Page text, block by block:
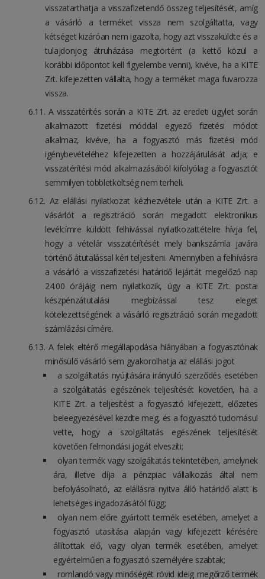
visszatarthatja a visszafizetendő összeg teljesítését, amíg
a vásárló a terméket vissza nem szolgáltatta, vagy
kétséget kizáróan nem igazolta, hogy azt visszaküldte és a
tulajdonjog átruházása megtörtént (a kettő közül a
korábbi időpontot kell figyelembe venni), kivéve, ha a KITE
Zrt. kifejezetten vállalta, hogy a terméket maga fuvarozza
vissza.
A visszatérítés során a KITE Zrt. az eredeti ügylet során
alkalmazott fizetési móddal egyező fizetési módot
alkalmaz, kivéve, ha a fogyasztó más fizetési mód
igénybevételéhez kifejezetten a hozzájárulását adja; e
visszatérítési mód alkalmazásából kifolyólag a fogyasztót
semmilyen többletköltség nem terheli.
Az elállási nyilatkozat kézhezvétele után a KITE Zrt. a
vásárlót a regisztráció során megadott elektronikus
levélcímre küldött felhívással nyilatkozattételre hívja fel,
hogy a vételár visszatérítését mely bankszámla javára
történő átutalással kéri teljesíteni. Amennyiben a felhívásra
a vásárló a visszafizetési határidő lejártát megelőző nap
24.00 órájáig nem nyilatkozik, úgy a KITE Zrt. postai
készpénzátutalási megbízással tesz eleget
kötelezettségének a vásárló regisztráció során megadott
számlázási címére.
A felek eltérő megállapodása hiányában a fogyasztónak
minősülő vásárló sem gyakorolhatja az elállási jogot
a szolgáltatás nyújtására irányuló szerződés esetében
a szolgáltatás egészének teljesítését követően, ha a
KITE Zrt. a teljesítést a fogyasztó kifejezett, előzetes
beleegyezésével kezdte meg, és a fogyasztó tudomásul
vette, hogy a szolgáltatás egészének teljesítését
követően felmondási jogát elveszíti;
olyan termék vagy szolgáltatás tekintetében, amelynek
ára, illetve díja a pénzpiac vállalkozás által nem
befolyásolható, az elállásra nyitva álló határidő alatt is
lehetséges ingadozásától függ;
olyan nem előre gyártott termék esetében, amelyet a
fogyasztó utasítása alapján vagy kifejezett kérésére
állítottak elő, vagy olyan termék esetében, amelyet
egyértelműen a fogyasztó személyére szabtak;
romlandó vagy minőségét rövid ideig megőrző termék